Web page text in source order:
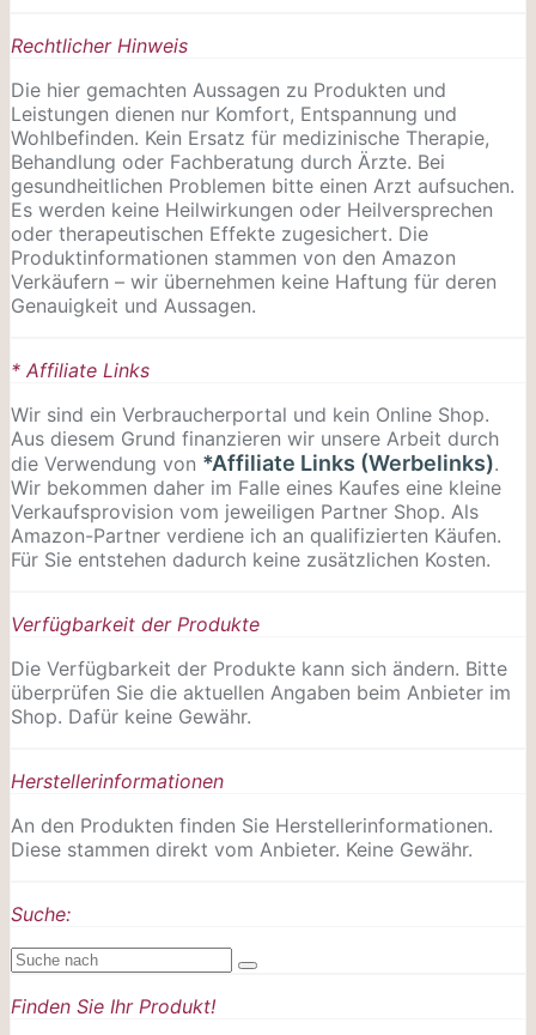
Rechtlicher Hinweis
Die hier gemachten Aussagen zu Produkten und
Leistungen dienen nur Komfort, Entspannung und
Wohlbefinden. Kein Ersatz für medizinische Therapie,
Behandlung oder Fachberatung durch Ärzte. Bei
gesundheitlichen Problemen bitte einen Arzt aufsuchen.
Es werden keine Heilwirkungen oder Heilversprechen
oder therapeutischen Effekte zugesichert. Die
Produktinformationen stammen von den Amazon
Verkäufern – wir übernehmen keine Haftung für deren
Genauigkeit und Aussagen.
* Affiliate Links
Wir sind ein Verbraucherportal und kein Online Shop.
Aus diesem Grund finanzieren wir unsere Arbeit durch
die Verwendung von *Affiliate Links (Werbelinks).
Wir bekommen daher im Falle eines Kaufes eine kleine
Verkaufsprovision vom jeweiligen Partner Shop. Als
Amazon-Partner verdiene ich an qualifizierten Käufen.
Für Sie entstehen dadurch keine zusätzlichen Kosten.
Verfügbarkeit der Produkte
Die Verfügbarkeit der Produkte kann sich ändern. Bitte
überprüfen Sie die aktuellen Angaben beim Anbieter im
Shop. Dafür keine Gewähr.
Herstellerinformationen
An den Produkten finden Sie Herstellerinformationen.
Diese stammen direkt vom Anbieter. Keine Gewähr.
Suche:
Finden Sie Ihr Produkt!